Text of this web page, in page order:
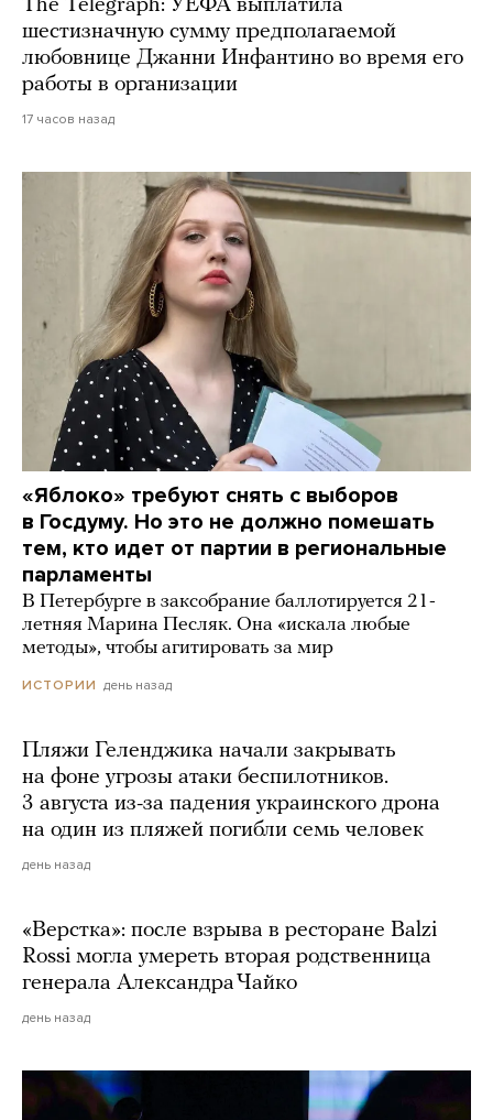
The Telegraph: УЕФА выплатила
шестизначную сумму предполагаемой
любовнице Джанни Инфантино во время его
работы в организации
17 часов назад
«Яблоко» требуют снять с выборов
в Госдуму. Но это не должно помешать
тем, кто идет от партии в региональные
парламенты
В Петербурге в заксобрание баллотируется 21-
летняя Марина Песляк. Она «искала любые
методы», чтобы агитировать за мир
ИСТОРИИ день назад
Пляжи Геленджика начали закрывать
на фоне угрозы атаки беспилотников.
3 августа из-за падения украинского дрона
на один из пляжей погибли семь человек
день назад
«Верстка»: после взрыва в ресторане Balzi
Rossi могла умереть вторая родственница
генерала Александра Чайко
день назад